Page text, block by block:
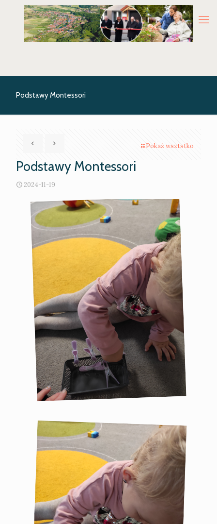
Podstawy Montessori
Pokaż wsztstko
Podstawy Montessori
2024-11-19